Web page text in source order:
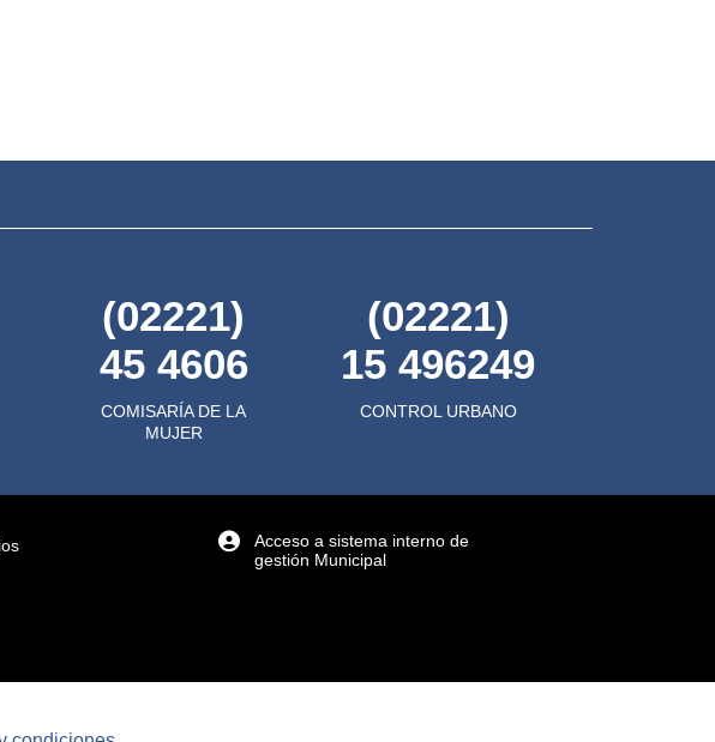
(02221)
45 4606
COMISARÍA DE LA
MUJER
(02221)
15 496249
CONTROL URBANO
Acceso a sistema interno de
gestión Municipal